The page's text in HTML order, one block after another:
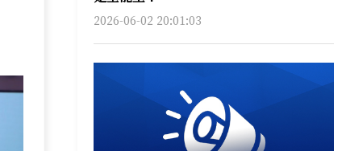
2026-06-02 20:01:03